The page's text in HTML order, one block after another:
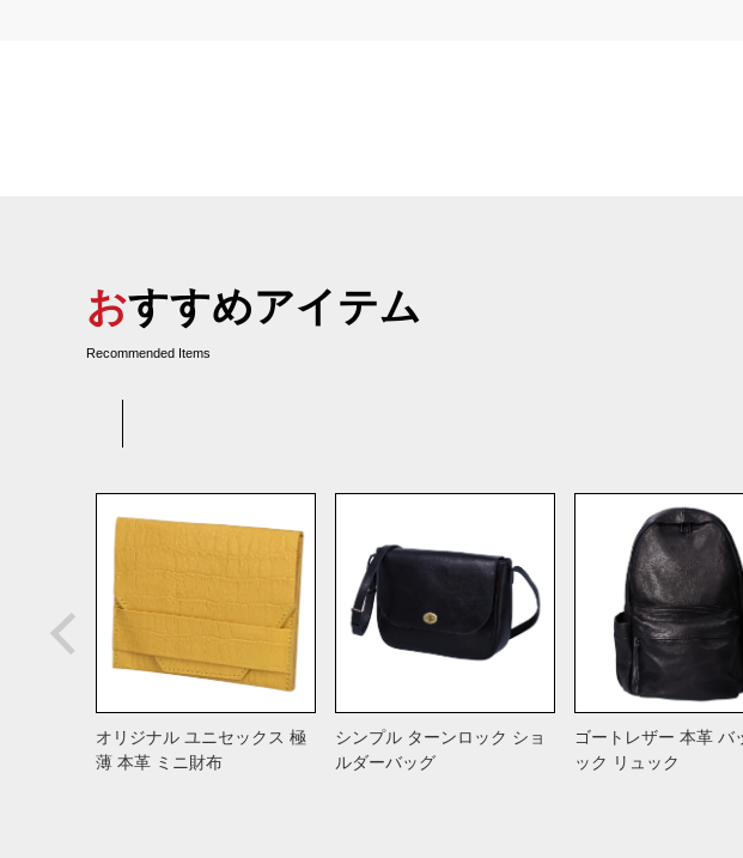
おすすめアイテム
Recommended Items
オリジナル ユニセックス 極
薄 本革 ミニ財布
シンプル ターンロック ショ
ルダーバッグ
ゴートレザー 本革 バ
ック リュック